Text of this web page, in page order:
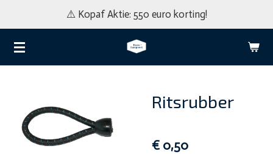
direct
naar
de
⚠️ Kopaf Aktie: 550 euro korting!
Ritsrubber
€ 0,50